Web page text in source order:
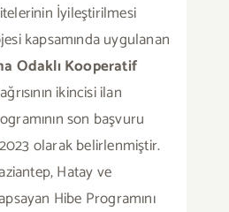
İletişim
Türkçe
İyileştirilmesi
kapsamında uygulanan
Odaklı Kooperatif
ikincisi ilan
son başvuru
olarak belirlenmiştir.
Hatay ve
Hibe Programını